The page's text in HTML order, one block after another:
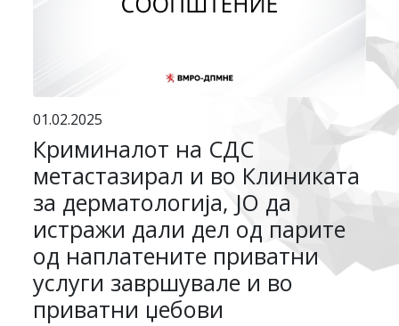
01.02.2025
Криминалот на СДС
метастазирал и во Клиниката
за дерматологија, ЈО да
истражи дали дел од парите
од наплатените приватни
услуги завршувале и во
приватни џебови